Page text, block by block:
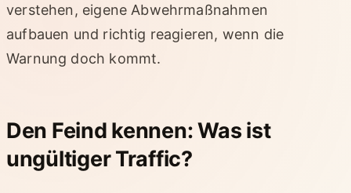
verstehen, eigene Abwehrmaßnahmen
aufbauen und richtig reagieren, wenn die
Warnung doch kommt.
Den Feind kennen: Was ist
ungültiger Traffic?